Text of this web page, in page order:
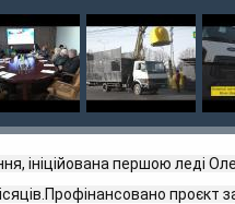
ініційована першою леді
Профінансовано проєкт